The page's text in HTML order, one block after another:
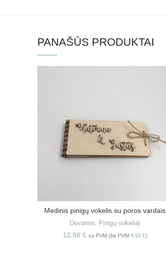
PANAŠŪS PRODUKTAI
PASIRINKITE SAVYBES
Medinis pinigų vokelis su poros vardais
Dovanos, Pinigų vokeliai
12.00 € su PVM (be PVM 9.92 €)